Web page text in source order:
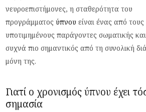
νευροεπιστήμονες, η σταθερότητα του
προγράμματοςύπνου είναι ένας από
υποτιμημένους παράγοντες σωματικής
συχνά πιο σημαντικός από τη συνολική
μόνη της.
Γιατί ο χρονισμός ύπνου έχει
σημασία